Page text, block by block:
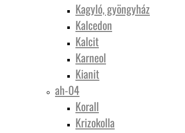
Kagyló, gyöngyház
Kalcedon
Kalcit
Karneol
Kianit
ah-04
Korall
Krizokolla